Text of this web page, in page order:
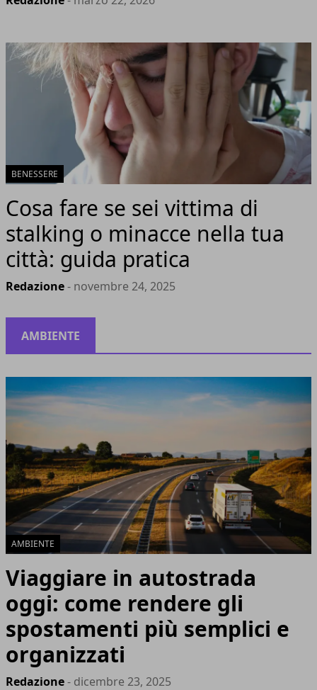
BENESSERE
Cosa fare se sei vittima di
stalking o minacce nella tua
città: guida pratica
Redazione- novembre 24, 2025
AMBIENTE
AMBIENTE
Viaggiare in autostrada
oggi: come rendere gli
spostamenti più semplici e
organizzati
Redazione- dicembre 23, 2025